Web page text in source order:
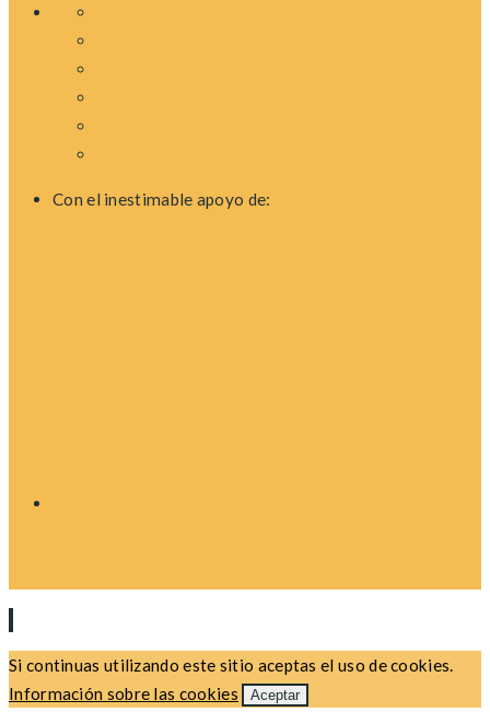
Con el inestimable apoyo de:
Si continuas utilizando este sitio aceptas el uso de cookies.
Información sobre las cookies
Aceptar